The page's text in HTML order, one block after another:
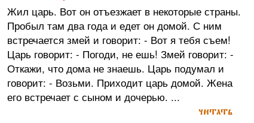
Жил царь. Вот он отъезжает в некоторые страны.
Пробыл там два года и едет он домой. С ним
встречается змей и говорит: - Вот я тебя съем!
Царь говорит: - Погоди, не ешь! Змей говорит: -
Откажи, что дома не знаешь. Царь подумал и
говорит: - Возьми. Приходит царь домой. Жена
его встречает с сыном и дочерью. ...
читать